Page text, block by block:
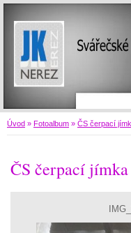
Úvod » Fotoalbum » ČS čerpací
ČS čerpací jímka